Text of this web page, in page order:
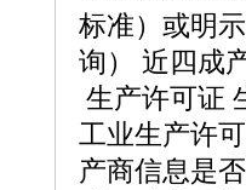
标准）或明
询） 近四成
生产许可证
工业生产许
产商信息是